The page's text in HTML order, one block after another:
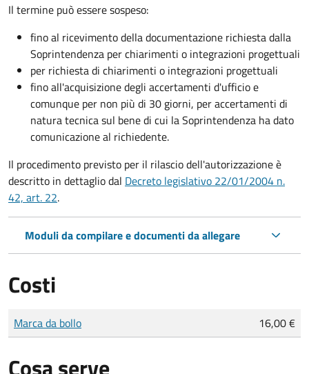
Il termine può essere sospeso:
fino al ricevimento della documentazione richiesta dalla
Soprintendenza per chiarimenti o integrazioni progettuali
per richiesta di chiarimenti o integrazioni progettuali
fino all'acquisizione degli accertamenti d'ufficio e
comunque per non più di 30 giorni, per accertamenti di
natura tecnica sul bene di cui la Soprintendenza ha dato
comunicazione al richiedente.
Il procedimento previsto per il rilascio dell'autorizzazione è
descritto in dettaglio dal Decreto legislativo 22/01/2004 n.
42, art. 22.
Moduli da compilare e documenti da allegare
Costi
Tipo di pagamento
Importo
Marca da bollo 16,00 €